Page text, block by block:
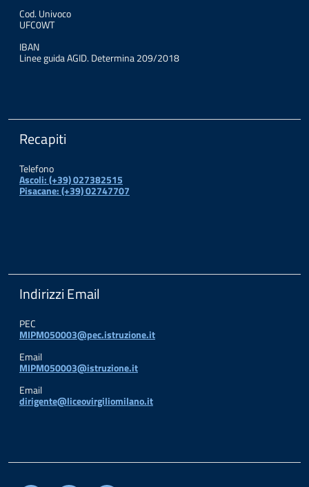
Cod. Univoco
UFC0WT
IBAN
Linee guida AGID. Determina 209/2018
Recapiti
Telefono
Ascoli: (+39) 027382515
Pisacane: (+39) 02747707
Indirizzi Email
PEC
MIPM050003@pec.istruzione.it
Email
MIPM050003@istruzione.it
Email
dirigente@liceovirgiliomilano.it